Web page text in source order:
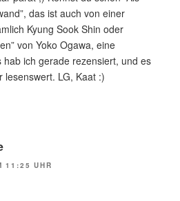
das ist auch von einer
Kyung Sook Shin oder
von Yoko Ogawa, eine
hab ich gerade rezensiert, und es
lesenswert. LG, Kaat :)
11:25 UHR